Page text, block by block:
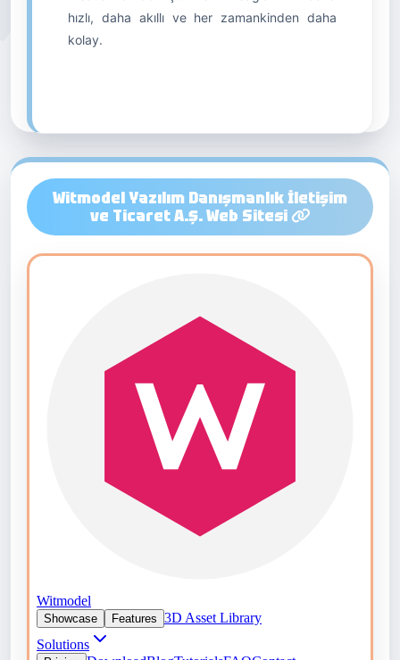
hızlı, daha akıllı ve her zamankinden daha
kolay.
Witmodel Yazılım Danışmanlık İletişim
ve Ticaret A.Ş. Web Sitesi